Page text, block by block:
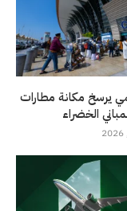
يرسخ مكانة مطارات
الخضراء